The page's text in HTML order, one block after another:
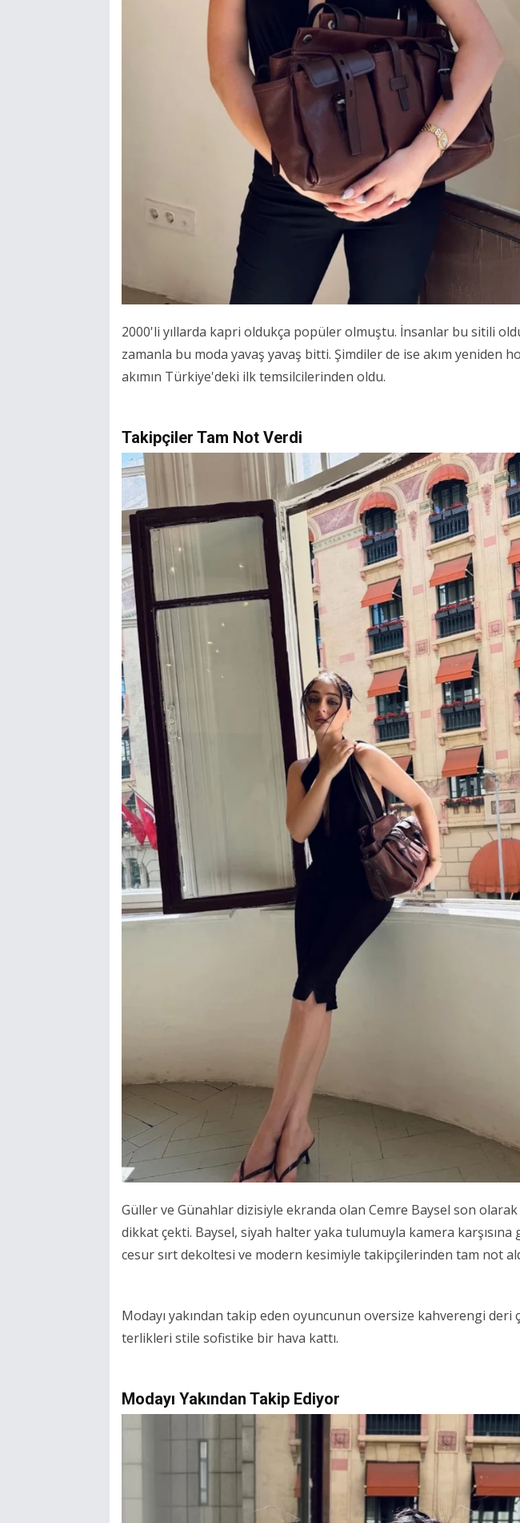
2000'li yıllarda kapri oldukça popüler olmuştu. İnsanlar bu sitili
zamanla bu moda yavaş yavaş bitti. Şimdiler de ise akım yeniden
akımın Türkiye'deki ilk temsilcilerinden oldu.
Takipçiler Tam Not Verdi
Güller ve Günahlar dizisiyle ekranda olan Cemre Baysel son
dikkat çekti. Baysel, siyah halter yaka tulumuyla kamera karşısına
cesur sırt dekoltesi ve modern kesimiyle takipçilerinden tam not
Modayı yakından takip eden oyuncunun oversize kahverengi deri
terlikleri stile sofistike bir hava kattı.
Modayı Yakından Takip Ediyor